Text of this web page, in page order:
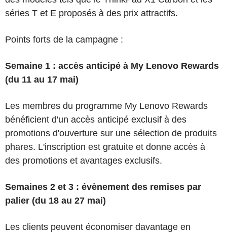
séries T et E proposés à des prix attractifs.
Points forts de la campagne :
Semaine 1 : accès anticipé à My Lenovo Rewards
(du 11 au 17 mai)
Les membres du programme My Lenovo Rewards
bénéficient d'un accès anticipé exclusif à des
promotions d'ouverture sur une sélection de produits
phares. L'inscription est gratuite et donne accès à
des promotions et avantages exclusifs.
Semaines 2 et 3 : évènement des remises par
palier (du 18 au 27 mai)
Les clients peuvent économiser davantage en